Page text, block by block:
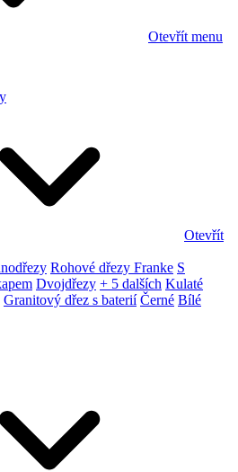
Otevřít menu
Otevřít
Rohové dřezy Franke S
Dvojdřezy + 5 dalších Kulaté
Granitový dřez s baterií Černé Bílé